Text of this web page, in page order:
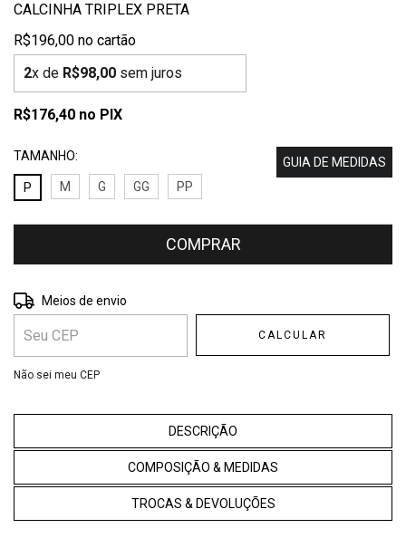
CALCINHA TRIPLEX PRETA
R$196,00
2x de R$98,00 sem juros
R$176,40 no PIX
TAMANHO:
GUIA DE MEDIDAS
P
M G GG PP
Entregas para o CEP:
Meios de envio
CALCULAR
Não sei meu CEP
DESCRIÇÃO
COMPOSIÇÃO & MEDIDAS
TROCAS & DEVOLUÇÕES